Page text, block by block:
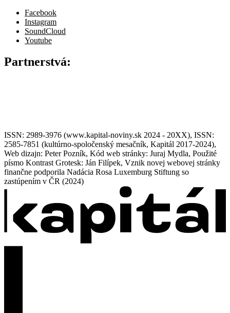
Facebook
Instagram
SoundCloud
Youtube
Partnerstvá:
ISSN: 2989-3976 (www.kapital-noviny.sk 2024 - 20XX), ISSN:
2585-7851 (kultúrno-spoločenský mesačník, Kapitál 2017-2024),
Web dizajn: Peter Pozník, Kód web stránky: Juraj Mydla, Použité
písmo Kontrast Grotesk: Ján Filípek, Vznik novej webovej stránky
finančne podporila Nadácia Rosa Luxemburg Stiftung so
zastúpením v ČR (2024)